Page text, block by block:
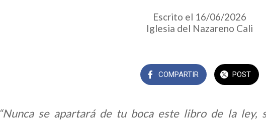
Escrito el 16/06/2026
Iglesia del Nazareno Cali
COMPARTIR POST
“Nunca se apartará de tu boca este libro de la ley,